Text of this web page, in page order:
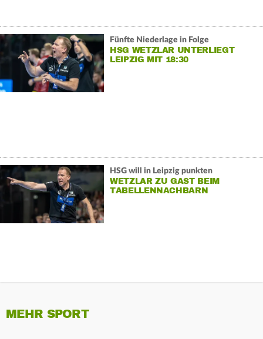
Fünfte Niederlage in Folge
HSG WETZLAR UNTERLIEGT
LEIPZIG MIT 18:30
HSG will in Leipzig punkten
WETZLAR ZU GAST BEIM
TABELLENNACHBARN
MEHR SPORT